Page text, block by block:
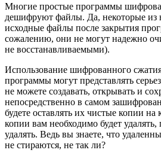
Многие простые программы
дешифруют файлы. Да, некоторые из
исходные файлы после закрытия
сожалению, они не могут надежно
не восстанавливаемыми).
Использование шифрованного
программы могут представлять
не можете создавать, открывать и
непосредственно в самом
будете оставлять их чистые копии
копии вам необходимо будет
удалять. Ведь вы знаете, что
не стираются, не так ли?